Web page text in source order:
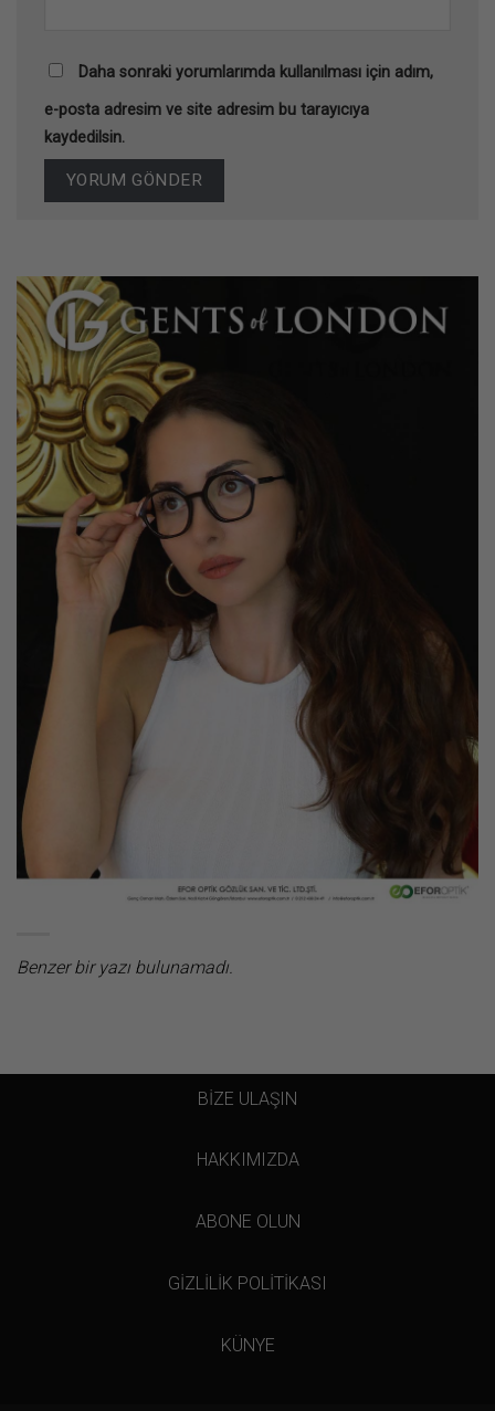
Daha sonraki yorumlarımda kullanılması için adım,
e-posta adresim ve site adresim bu tarayıcıya
kaydedilsin.
Benzer bir yazı bulunamadı.
BİZE ULAŞIN
HAKKIMIZDA
ABONE OLUN
GİZLİLİK POLİTİKASI
KÜNYE